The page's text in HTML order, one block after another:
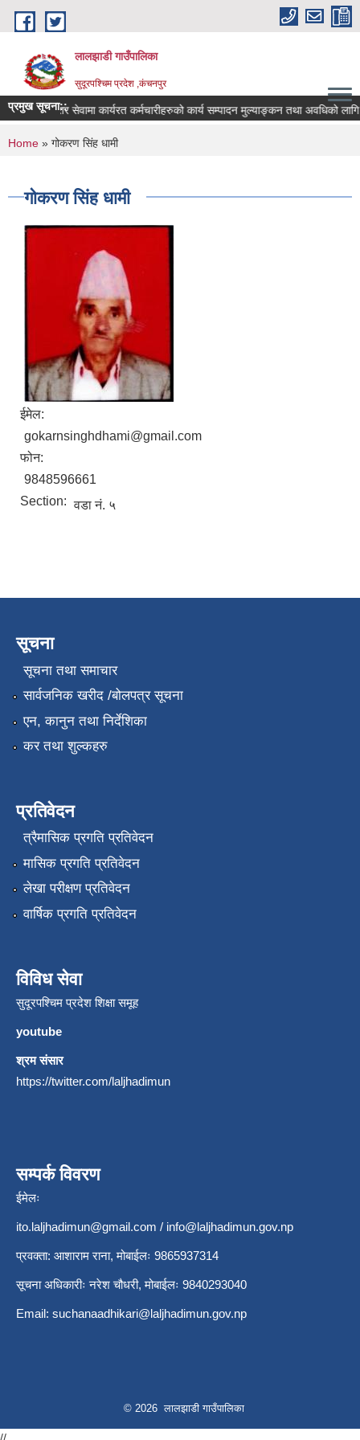
Skip to main content
लालझाडी गाउँपालिका
सुदूरपश्चिम प्रदेश ,कंचनपुर
प्रमुख सूचना::करार सेवामा कार्यरत कर्मचारीहरुको कार्य सम्पादन मुल्याङ्कन तथा अवधिको
You are here
Home » गोकरण सिंह धामी
गोकरण सिंह धामी
ईमेल:
gokarnsinghdhami@gmail.com
फोन:
9848596661
Section: वडा नं. ५
सूचना
सूचना तथा समाचार
सार्वजनिक खरीद /बोलपत्र सूचना
एन, कानुन तथा निर्देशिका
कर तथा शुल्कहरु
प्रतिवेदन
त्रैमासिक प्रगति प्रतिवेदन
मासिक प्रगति प्रतिवेदन
लेखा परीक्षण प्रतिवेदन
वार्षिक प्रगति प्रतिवेदन
विविध सेवा
सुदूरपश्चिम प्रदेश शिक्षा समूह
youtube
श्रम संसार
https://twitter.com/laljhadimun
सम्पर्क विवरण
ईमेलः
ito.laljhadimun@gmail.com / info@laljhadimun.gov.np
प्रवक्ता: आशाराम राना, मोबाईलः 9865937314
सूचना अधिकारीः नरेश चौधरी, मोबाईलः 9840293040
Email: suchanaadhikari@laljhadimun.gov.np
© 2026 लालझाडी गाउँपालिका
//